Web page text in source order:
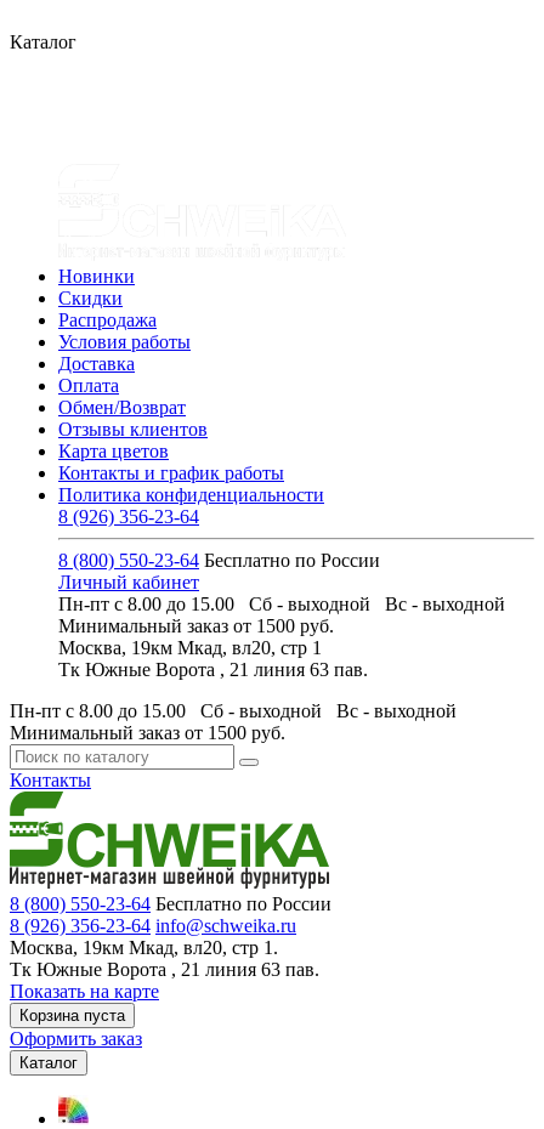
Каталог
Новинки
Скидки
Распродажа
Условия работы
Доставка
Оплата
Обмен/Возврат
Отзывы клиентов
Карта цветов
Контакты и график работы
Политика конфиденциальности
8 (926) 356-23-64
8 (800) 550-23-64 Бесплатно по России
Личный кабинет
Пн-пт с 8.00 до 15.00 Сб - выходной Вс - выходной
Минимальный заказ от 1500 руб.
Москва, 19км Мкад, вл20, стр 1
Тк Южные Ворота , 21 линия 63 пав.
Пн-пт с 8.00 до 15.00 Сб - выходной Вс - выходной
Минимальный заказ от 1500 руб.
Контакты
8 (800) 550-23-64 Бесплатно по России
8 (926) 356-23-64 info@schweika.ru
Москва, 19км Мкад, вл20, стр 1.
Тк Южные Ворота , 21 линия 63 пав.
Показать на карте
Корзина пуста
Оформить заказ
Каталог